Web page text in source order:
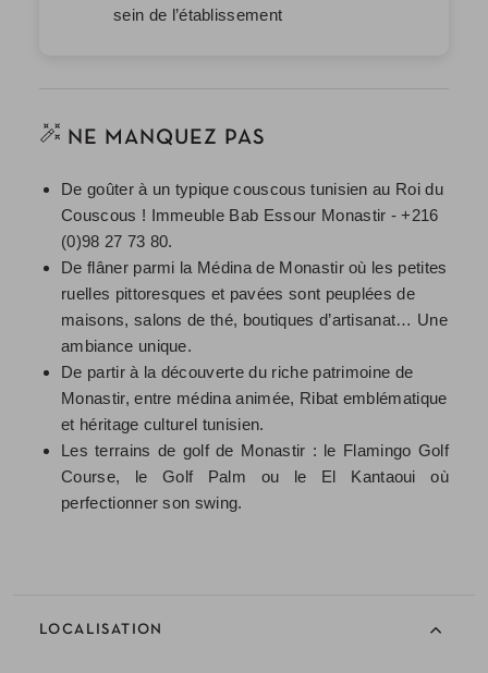
sein de l’établissement
NE MANQUEZ PAS
De goûter à un typique couscous tunisien au Roi du
Couscous ! Immeuble Bab Essour Monastir - +216
(0)98 27 73 80.
De flâner parmi la Médina de Monastir où les petites
ruelles pittoresques et pavées sont peuplées de
maisons, salons de thé, boutiques d’artisanat… Une
ambiance unique.
De partir à la découverte du riche patrimoine de
Monastir, entre médina animée, Ribat emblématique
et héritage culturel tunisien.
Les terrains de golf de Monastir : le Flamingo Golf
Course, le Golf Palm ou le El Kantaoui où
perfectionner son swing.
LOCALISATION